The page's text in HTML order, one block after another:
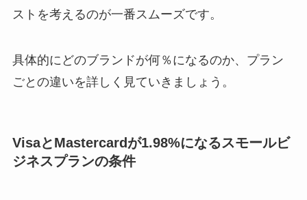
ストを考えるのが一番スムーズです。
具体的にどのブランドが何％になるのか、プラン
ごとの違いを詳しく見ていきましょう。
VisaとMastercardが1.98%になるスモールビ
ジネスプランの条件